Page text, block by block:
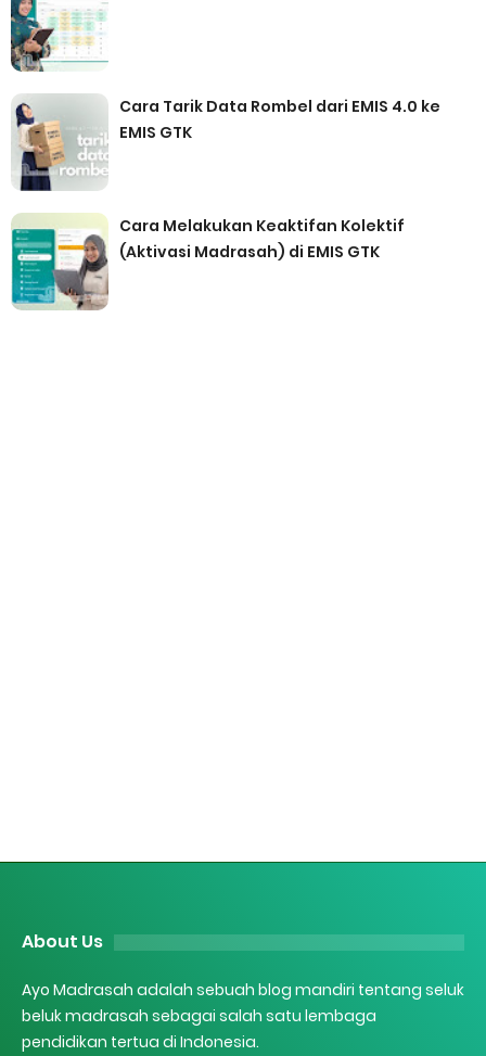
Cara Tarik Data Rombel dari EMIS 4.0 ke
EMIS GTK
Cara Melakukan Keaktifan Kolektif
(Aktivasi Madrasah) di EMIS GTK
About Us
Ayo Madrasah adalah sebuah blog mandiri tentang seluk
beluk madrasah sebagai salah satu lembaga
pendidikan tertua di Indonesia.